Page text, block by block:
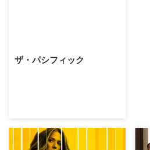
ザ・パシフィック